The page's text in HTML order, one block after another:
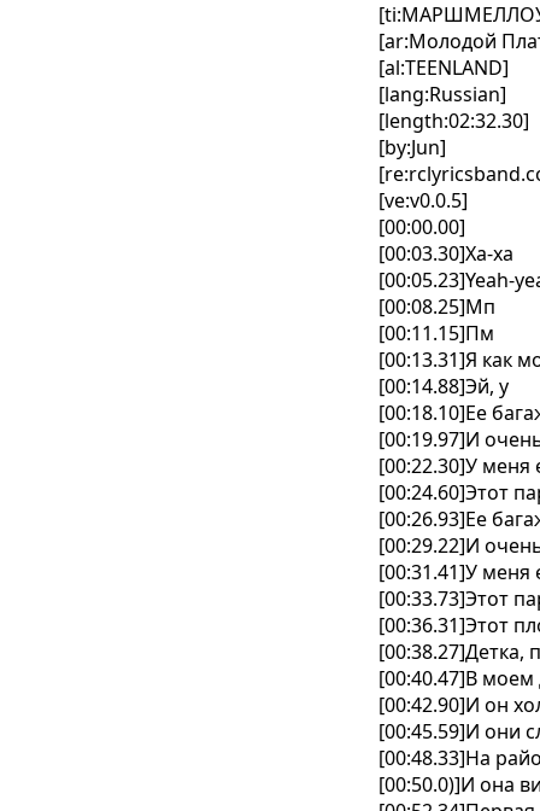
[ar:Молодой
[al:TEENLAND]
[lang:Russian]
[length:02:32.30]
[by:Jun]
[ve:v0.0.5]
[00:00.00]
[00:03.30]Ха-ха
[00:05.23]Yeah-
[00:08.25]Мп
[00:11.15]Пм
[00:13.31]Я как
[00:14.88]Эй, у
[00:18.10]Ее
[00:19.97]И
[00:22.30]У меня
[00:24.60]Этот
[00:26.93]Ее
[00:29.22]И
[00:31.41]У меня
[00:33.73]Этот
[00:36.31]Этот
[00:40.47]В
[00:42.90]И он
[00:45.59]И они
[00:48.33]На
[00:50.0)]И она